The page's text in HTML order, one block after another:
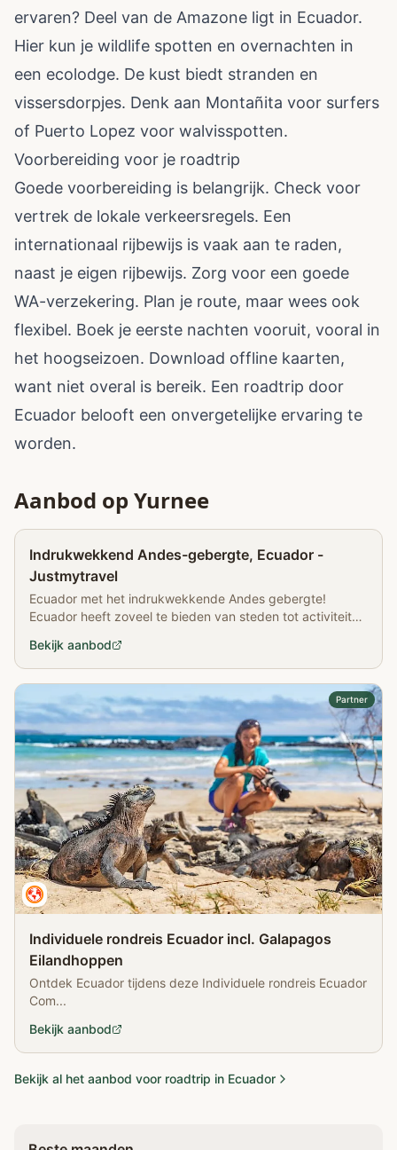
ervaren? Deel van de Amazone ligt in Ecuador.
Hier kun je wildlife spotten en overnachten in
een ecolodge. De kust biedt stranden en
vissersdorpjes. Denk aan Montañita voor surfers
of Puerto Lopez voor walvisspotten.
Voorbereiding voor je roadtrip
Goede voorbereiding is belangrijk. Check voor
vertrek de lokale verkeersregels. Een
internationaal rijbewijs is vaak aan te raden,
naast je eigen rijbewijs. Zorg voor een goede
WA-verzekering. Plan je route, maar wees ook
flexibel. Boek je eerste nachten vooruit, vooral in
het hoogseizoen. Download offline kaarten,
want niet overal is bereik. Een roadtrip door
Ecuador belooft een onvergetelijke ervaring te
worden.
Aanbod op Yurnee
Indrukwekkend Andes-gebergte, Ecuador -
Justmytravel
Ecuador met het indrukwekkende Andes gebergte!
Ecuador heeft zoveel te bieden van steden tot activiteiten
Bekijk aanbod
Partner
Individuele rondreis Ecuador incl. Galapagos
Eilandhoppen
Ontdek Ecuador tijdens deze Individuele rondreis Ecuador
Com...
Bekijk aanbod
Bekijk al het aanbod voor roadtrip in Ecuador